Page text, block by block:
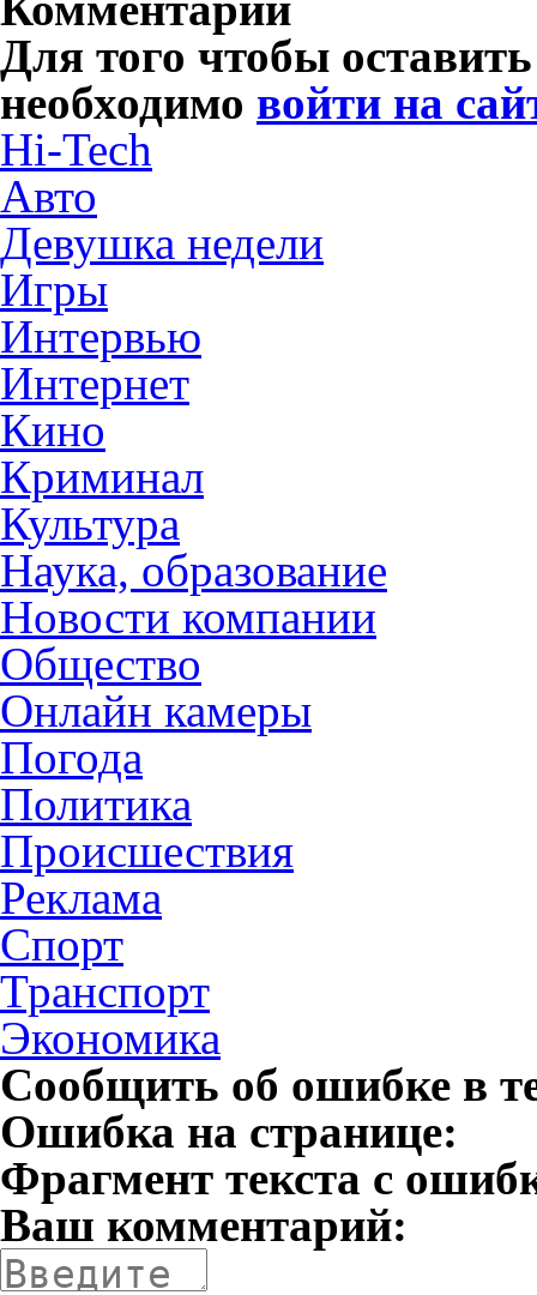
Для того чтобы
необходимо войти на
Hi-Tech
Авто
Девушка недели
Игры
Интервью
Интернет
Кино
Криминал
Культура
Наука, образование
Новости компании
Общество
Онлайн камеры
Погода
Политика
Происшествия
Реклама
Спорт
Транспорт
Экономика
Сообщить об ошибке в
Ошибка на странице:
Фрагмент текста с
Ваш комментарий: